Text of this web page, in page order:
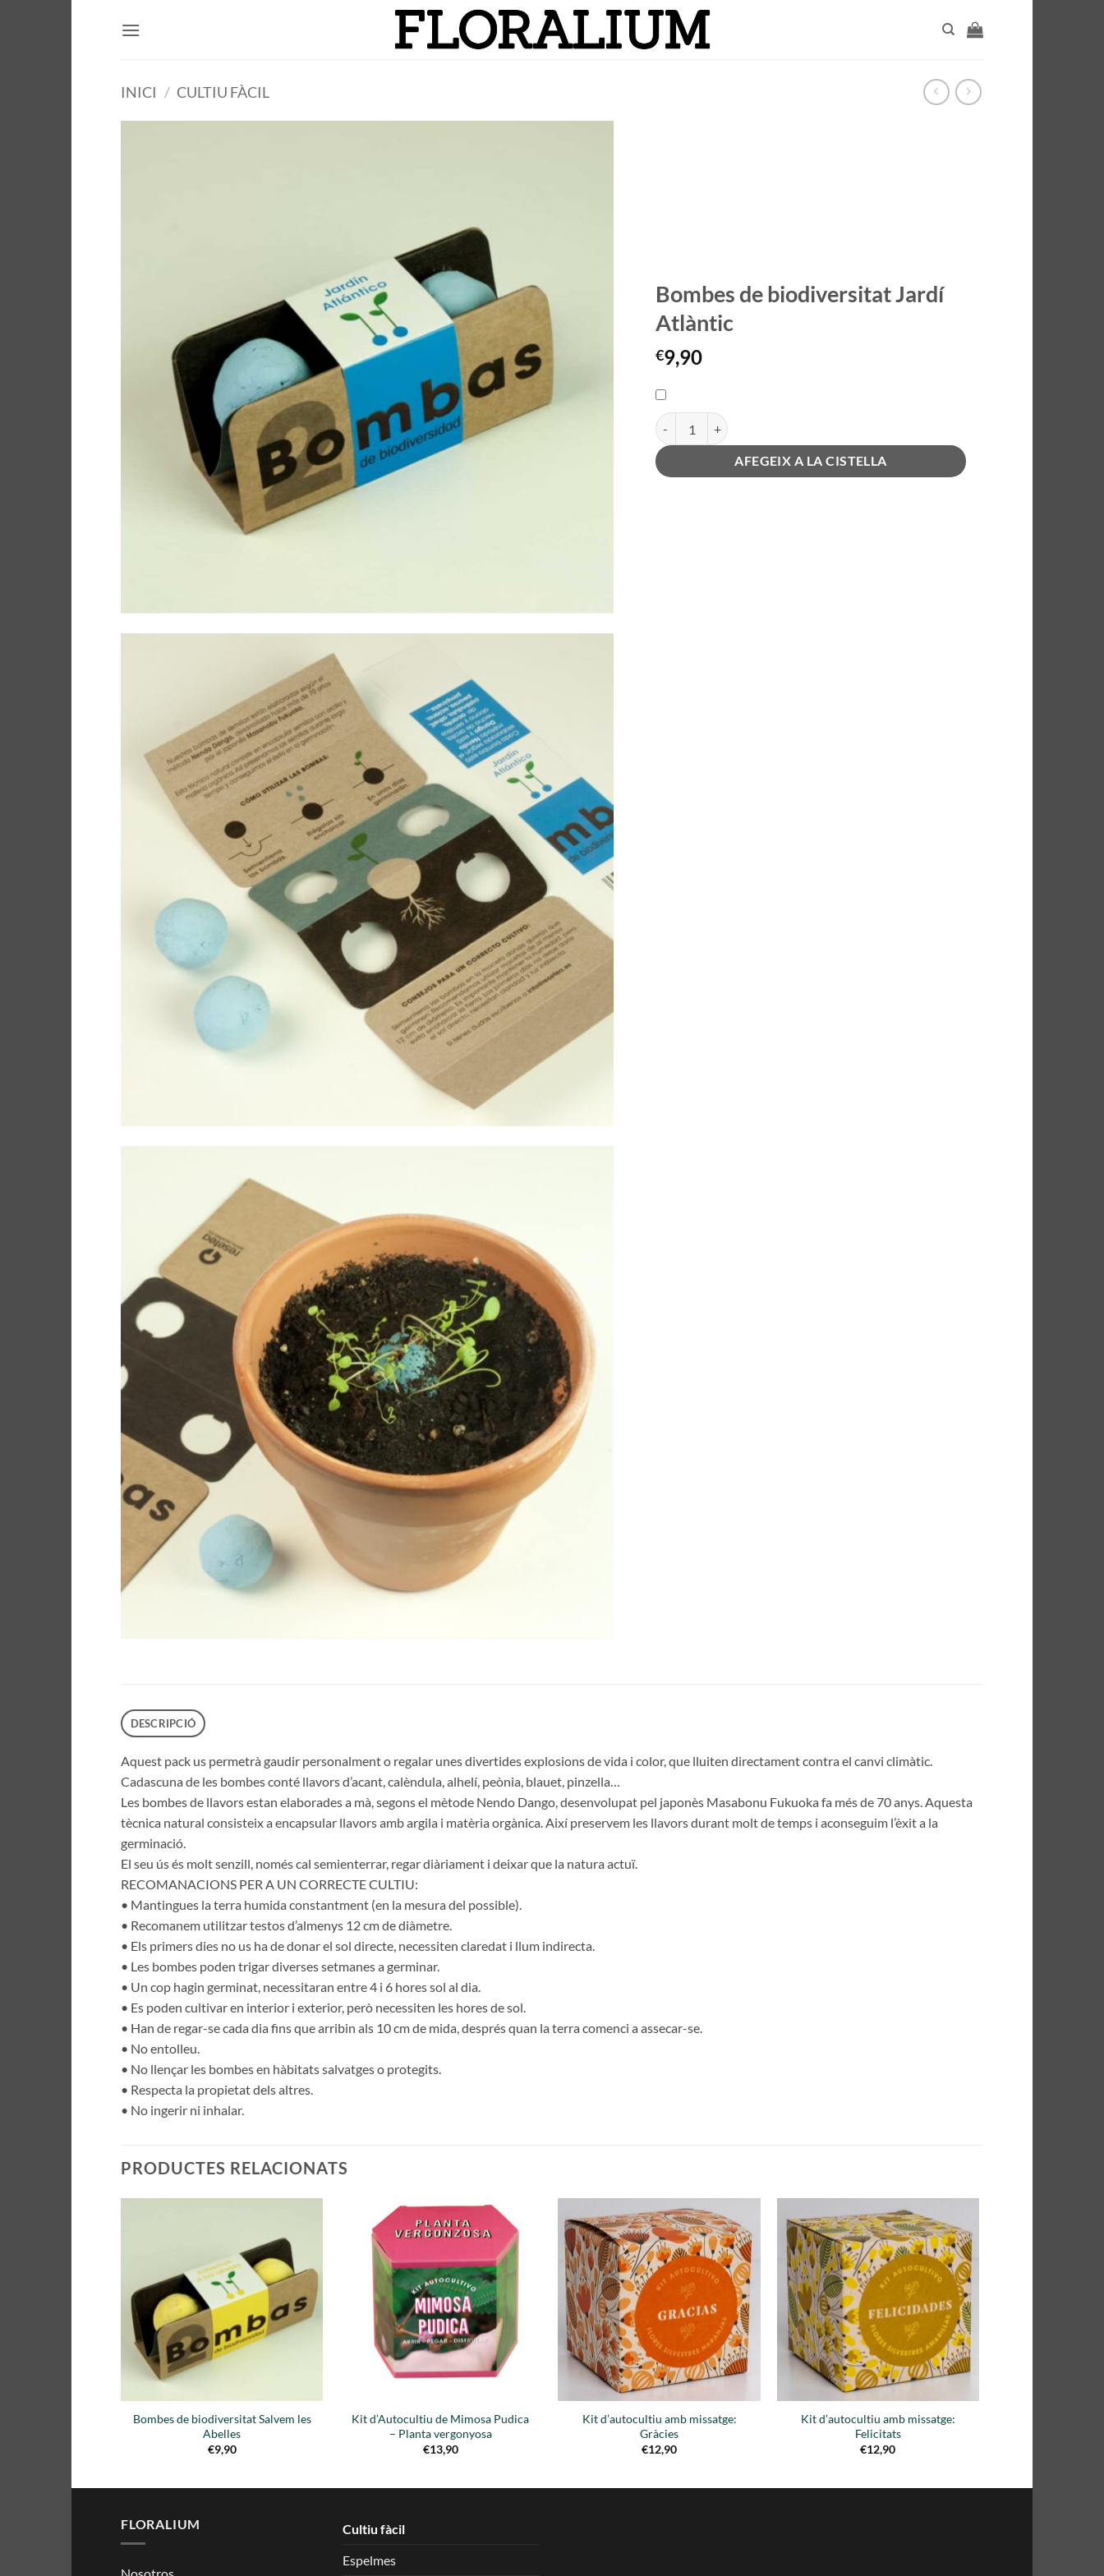
INICI / CULTIU FÀCIL
Bombes de biodiversitat Jardí
Atlàntic
€9,90
quantitat de Bombes de biodiversitat Jardí Atlàntic
AFEGEIX A LA CISTELLA
DESCRIPCIÓ
Aquest pack us permetrà gaudir personalment o regalar unes divertides explosions de vida i color, que lluiten directament contra el canvi climàtic.
Cadascuna de les bombes conté llavors d’acant, calèndula, alhelí, peònia, blauet, pinzella…
Les bombes de llavors estan elaborades a mà, segons el mètode Nendo Dango, desenvolupat pel japonès Masabonu Fukuoka fa més de 70 anys. Aquesta
tècnica natural consisteix a encapsular llavors amb argila i matèria orgànica. Així preservem les llavors durant molt de temps i aconseguim l’èxit a la
germinació.
El seu ús és molt senzill, només cal semienterrar, regar diàriament i deixar que la natura actuï.
RECOMANACIONS PER A UN CORRECTE CULTIU:
• Mantingues la terra humida constantment (en la mesura del possible).
• Recomanem utilitzar testos d’almenys 12 cm de diàmetre.
• Els primers dies no us ha de donar el sol directe, necessiten claredat i llum indirecta.
• Les bombes poden trigar diverses setmanes a germinar.
• Un cop hagin germinat, necessitaran entre 4 i 6 hores sol al dia.
• Es poden cultivar en interior i exterior, però necessiten les hores de sol.
• Han de regar-se cada dia fins que arribin als 10 cm de mida, després quan la terra comenci a assecar-se.
• No entolleu.
• No llençar les bombes en hàbitats salvatges o protegits.
• Respecta la propietat dels altres.
• No ingerir ni inhalar.
PRODUCTES RELACIONATS
Añadir
a la
lista de
deseos
Bombes de biodiversitat Salvem les
Abelles
€9,90
Añadir
a la
lista de
Kit d’Autocultiu de Mimosa Pudica
– Planta vergonyosa
€13,90
Añadir
a la
lista de
deseos
Kit d’autocultiu amb missatge:
Gràcies
€12,90
Añadir
a la
lista de
deseos
Kit d’autocultiu amb missatge:
Felicitats
€12,90
FLORALIUM
Cultiu fàcil
Espelmes